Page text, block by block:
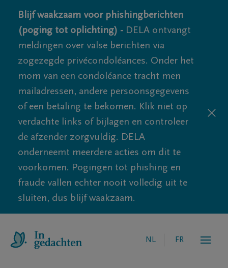
Blijf waakzaam voor phishingberichten
(poging tot oplichting) - DELA ontvangt
meldingen over valse berichten via
zogezegde privécondoléances. Onder het
mom van een condoléance tracht men
mailadressen, andere persoonsgegevens
of een betaling te bekomen. Klik niet op
verdachte links of bijlagen en controleer
de afzender zorgvuldig. DELA
onderneemt meerdere acties om dit te
voorkomen. Pogingen tot phishing en
fraude vallen echter nooit volledig uit te
sluiten, dus blijf waakzaam.
NL FR